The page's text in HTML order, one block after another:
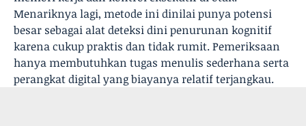
Menariknya lagi, metode ini dinilai punya potensi
besar sebagai alat deteksi dini penurunan kognitif
karena cukup praktis dan tidak rumit. Pemeriksaan
hanya membutuhkan tugas menulis sederhana serta
perangkat digital yang biayanya relatif terjangkau.